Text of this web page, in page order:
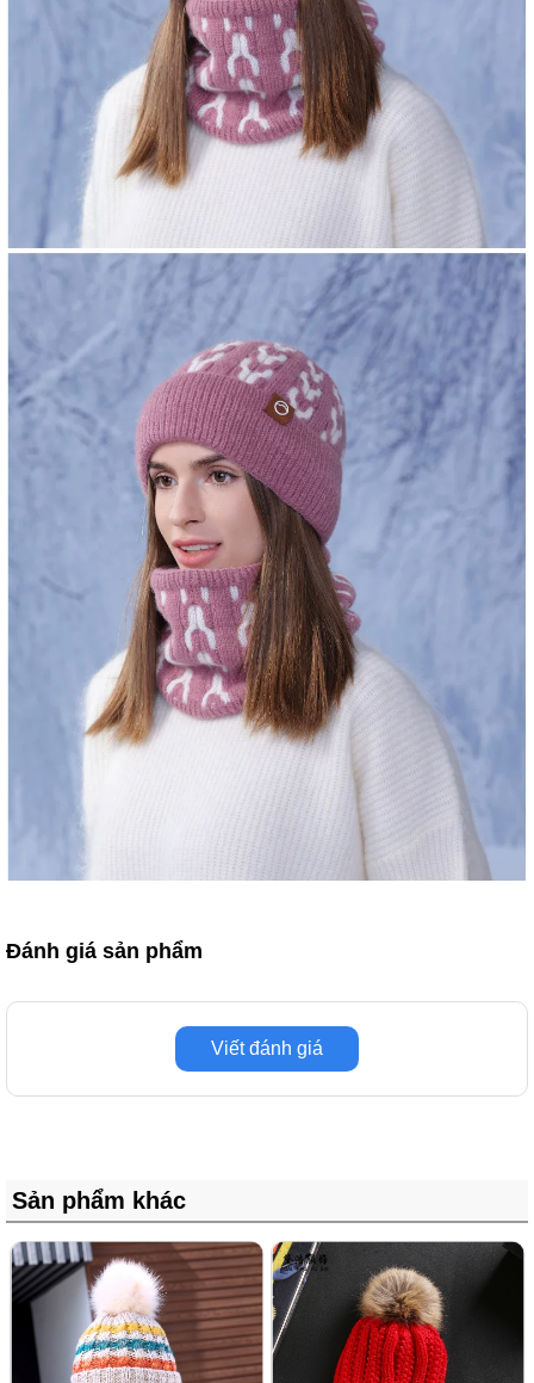
Đánh giá sản phẩm
Viết đánh giá
Sản phẩm khác